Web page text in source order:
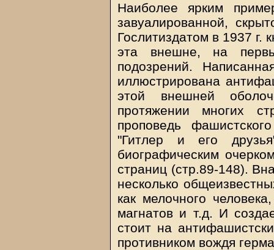
Наиболее ярким
завуалированной,
Гослитиздатом в 1937 г.
эта внешне, на
подозрений.
иллюстрирована
этой внешней
протяжении многих
проповедь
"Гитлер и его
биографическим
страниц (стр.89-148).
несколько
как мелочного
магнатов и т.д. И
стоит на
противником вождя